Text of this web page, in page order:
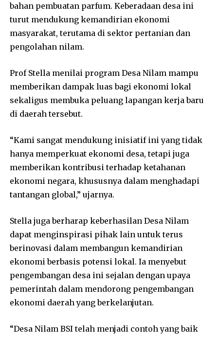
bahan pembuatan parfum. Keberadaan desa ini
turut mendukung kemandirian ekonomi
masyarakat, terutama di sektor pertanian dan
pengolahan nilam.
Prof Stella menilai program Desa Nilam mampu
memberikan dampak luas bagi ekonomi lokal
sekaligus membuka peluang lapangan kerja baru
di daerah tersebut.
“Kami sangat mendukung inisiatif ini yang tidak
hanya memperkuat ekonomi desa, tetapi juga
memberikan kontribusi terhadap ketahanan
ekonomi negara, khususnya dalam menghadapi
tantangan global,” ujarnya.
Stella juga berharap keberhasilan Desa Nilam
dapat menginspirasi pihak lain untuk terus
berinovasi dalam membangun kemandirian
ekonomi berbasis potensi lokal. Ia menyebut
pengembangan desa ini sejalan dengan upaya
pemerintah dalam mendorong pengembangan
ekonomi daerah yang berkelanjutan.
“Desa Nilam BSI telah menjadi contoh yang baik